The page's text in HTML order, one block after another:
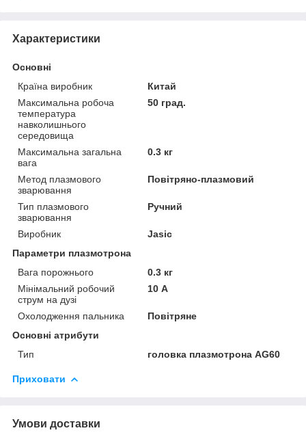
Характеристики
Основні
Країна виробник
Китай
Максимальна робоча
температура
навколишнього
середовища
50 град.
Максимальна загальна
вага
0.3 кг
Метод плазмового
зварювання
Повітряно-плазмовий
Тип плазмового
зварювання
Ручний
Виробник
Jasic
Параметри плазмотрона
Вага порожнього
0.3 кг
Мінімальний робочий
струм на дузі
10 А
Охолодження пальника
Повітряне
Основні атрибути
Тип
головка плазмотрона AG60
Приховати
Умови доставки